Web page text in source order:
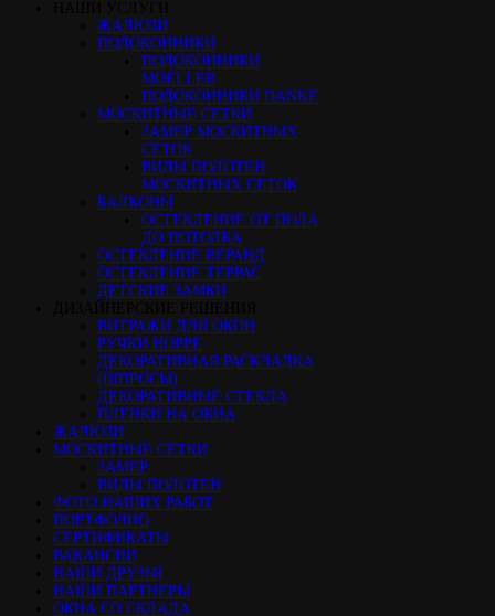
ЖАЛЮЗИ
ПОДОКОННИКИ
ПОДОКОННИКИ
MOELLER
ПОДОКОННИКИ DANKE
МОСКИТНЫЕ СЕТКИ
ЗАМЕР МОСКИТНЫХ
СЕТОК
ВИДЫ ПОЛОТЕН
МОСКИТНЫХ СЕТОК
БАЛКОНЫ
ОСТЕКЛЕНИЕ ОТ ПОЛА
ДО ПОТОЛКА
ОСТЕКЛЕНИЕ ВЕРАНД
ОСТЕКЛЕНИЕ ТЕРРАС
ДЕТСКИЕ ЗАМКИ
ВИТРАЖИ ДЛЯ ОКОН
РУЧКИ HOPPE
ДЕКОРАТИВНАЯ РАСКЛАДКА
(ШПРОСЫ)
ДЕКОРАТИВНЫЕ СТЕКЛА
ПЛЕНКИ НА ОКНА
ЖАЛЮЗИ
МОСКИТНЫЕ СЕТКИ
ЗАМЕР
ВИДЫ ПОЛОТЕН
ФОТО НАШИХ РАБОТ
ПОРТФОЛИО
СЕРТИФИКАТЫ
ВАКАНСИИ
НАШИ ДРУЗЬЯ
НАШИ ПАРТНЕРЫ
ОКНА СО СКЛАДА